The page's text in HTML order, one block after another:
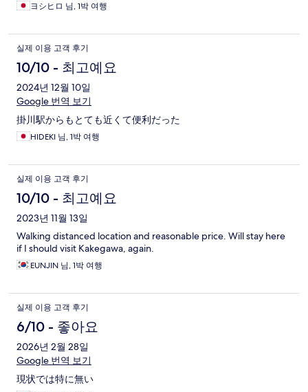
ヨシヒロ 님, 1박 여행
실제 이용 고객 후기
10/10 - 최고예요
2024년 12월 10일
Google 번역 보기
掛川駅からもとても近くて便利だった
HIDEKI 님, 1박 여행
실제 이용 고객 후기
10/10 - 최고예요
2023년 11월 13일
Walking distanced location and reasonable price. Will stay here
if I should visit Kakegawa, again.
EUNJIN 님, 1박 여행
실제 이용 고객 후기
6/10 - 좋아요
2026년 2월 28일
Google 번역 보기
現状では特に無い